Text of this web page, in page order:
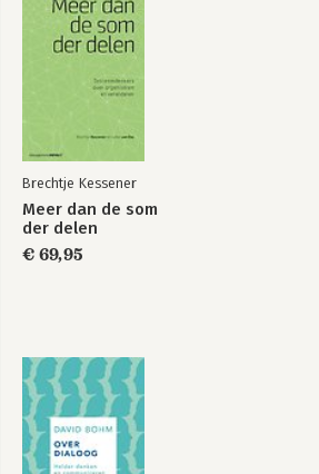
Brechtje Kessener
Meer dan de som
der delen
€ 69,95